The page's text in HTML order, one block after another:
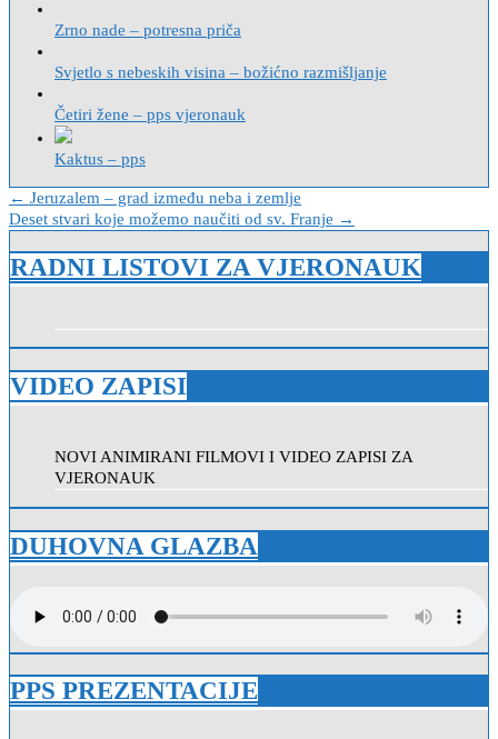
Zrno nade – potresna priča
Svjetlo s nebeskih visina – božićno razmišljanje
Četiri žene – pps vjeronauk
Kaktus – pps
Navigacija
objava
← Jeruzalem – grad između neba i zemlje
Deset stvari koje možemo naučiti od sv. Franje →
RADNI LISTOVI ZA VJERONAUK
VIDEO ZAPISI
NOVI ANIMIRANI FILMOVI I VIDEO ZAPISI ZA
VJERONAUK
DUHOVNA GLAZBA
PPS PREZENTACIJE